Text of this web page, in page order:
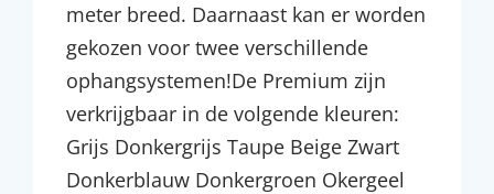
meter breed. Daarnaast kan er worden
gekozen voor twee verschillende
ophangsystemen!De Premium zijn
verkrijgbaar in de volgende kleuren:
Grijs Donkergrijs Taupe Beige Zwart
Donkerblauw Donkergroen Okergeel